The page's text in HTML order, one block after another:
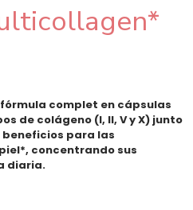
fórmula complet en cápsulas
de colágeno (I, II, V y X) junto
para las
concentrando sus
diaria.